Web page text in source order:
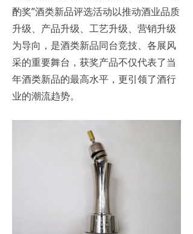
酌奖”酒类新品评选活动以推动酒业品质
升级、产品升级、工艺升级、营销升级
为导向，是酒类新品同台竞技、各展风
采的重要舞台，获奖产品不仅代表了当
年酒类新品的最高水平，更引领了酒行
业的潮流趋势。